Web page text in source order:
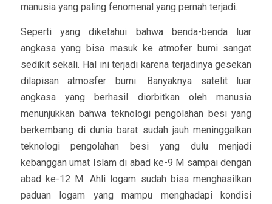
manusia yang paling fenomenal yang pernah terjadi.
Seperti yang diketahui bahwa benda-benda luar
angkasa yang bisa masuk ke atmofer bumi sangat
sedikit sekali. Hal ini terjadi karena terjadinya gesekan
dilapisan atmosfer bumi. Banyaknya satelit luar
angkasa yang berhasil diorbitkan oleh manusia
menunjukkan bahwa teknologi pengolahan besi yang
berkembang di dunia barat sudah jauh meninggalkan
teknologi pengolahan besi yang dulu menjadi
kebanggan umat Islam di abad ke-9 M sampai dengan
abad ke-12 M. Ahli logam sudah bisa menghasilkan
paduan logam yang mampu menghadapi kondisi